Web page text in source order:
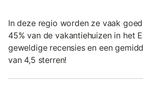
In deze regio worden ze vaak
45% van de vakantiehuizen in het
geweldige recensies en een
van 4,5 sterren!